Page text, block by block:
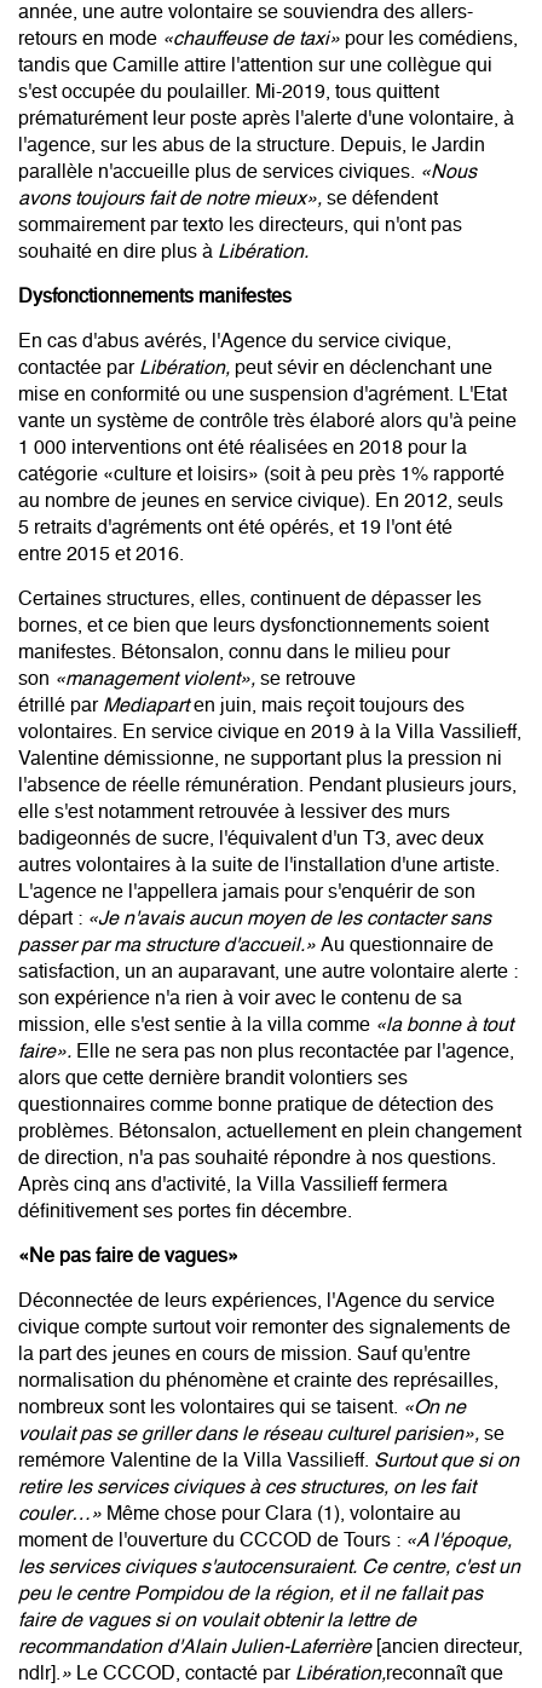
année, une autre volontaire se souviendra des allers-
retours en mode «chauffeuse de taxi» pour les comédiens,
tandis que Camille attire l'attention sur une collègue qui
s'est occupée du poulailler. Mi-2019, tous quittent
prématurément leur poste après l'alerte d'une volontaire, à
l'agence, sur les abus de la structure. Depuis, le Jardin
parallèle n'accueille plus de services civiques. «Nous
avons toujours fait de notre mieux», se défendent
sommairement par texto les directeurs, qui n'ont pas
souhaité en dire plus à Libération.
Dysfonctionnements manifestes
En cas d'abus avérés, l'Agence du service civique,
contactée par Libération, peut sévir en déclenchant une
mise en conformité ou une suspension d'agrément. L'Etat
vante un système de contrôle très élaboré alors qu'à peine
1 000 interventions ont été réalisées en 2018 pour la
catégorie «culture et loisirs» (soit à peu près 1% rapporté
au nombre de jeunes en service civique). En 2012, seuls
5 retraits d'agréments ont été opérés, et 19 l'ont été
entre 2015 et 2016.
Certaines structures, elles, continuent de dépasser les
bornes, et ce bien que leurs dysfonctionnements soient
manifestes. Bétonsalon, connu dans le milieu pour
son «management violent», se retrouve
étrillé par Mediapart en juin, mais reçoit toujours des
volontaires. En service civique en 2019 à la Villa Vassilieff,
Valentine démissionne, ne supportant plus la pression ni
l'absence de réelle rémunération. Pendant plusieurs jours,
elle s'est notamment retrouvée à lessiver des murs
badigeonnés de sucre, l'équivalent d'un T3, avec deux
autres volontaires à la suite de l'installation d'une artiste.
L'agence ne l'appellera jamais pour s'enquérir de son
départ : «Je n'avais aucun moyen de les contacter sans
passer par ma structure d'accueil.» Au questionnaire de
satisfaction, un an auparavant, une autre volontaire alerte :
son expérience n'a rien à voir avec le contenu de sa
mission, elle s'est sentie à la villa comme «la bonne à tout
faire». Elle ne sera pas non plus recontactée par l'agence,
alors que cette dernière brandit volontiers ses
questionnaires comme bonne pratique de détection des
problèmes. Bétonsalon, actuellement en plein changement
de direction, n'a pas souhaité répondre à nos questions.
Après cinq ans d'activité, la Villa Vassilieff fermera
définitivement ses portes fin décembre.
«Ne pas faire de vagues»
Déconnectée de leurs expériences, l'Agence du service
civique compte surtout voir remonter des signalements de
la part des jeunes en cours de mission. Sauf qu'entre
normalisation du phénomène et crainte des représailles,
nombreux sont les volontaires qui se taisent. «On ne
voulait pas se griller dans le réseau culturel parisien», se
remémore Valentine de la Villa Vassilieff. Surtout que si on
retire les services civiques à ces structures, on les fait
couler…» Même chose pour Clara (1), volontaire au
moment de l'ouverture du CCCOD de Tours : «A l'époque,
les services civiques s'autocensuraient. Ce centre, c'est un
peu le centre Pompidou de la région, et il ne fallait pas
faire de vagues si on voulait obtenir la lettre de
recommandation d'Alain Julien-Laferrière[ancien directeur,
ndlr].» Le CCCOD, contacté par Libération,reconnaît que